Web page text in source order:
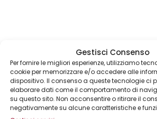
Gestisci Consenso
Per fornire le migliori esperienze, utilizziamo
cookie per memorizzare e/o accedere alle
dispositivo. Il consenso a queste tecnologie ci
elaborare dati come il comportamento di
su questo sito. Non acconsentire o ritirare il
negativamente su alcune caratteristiche e